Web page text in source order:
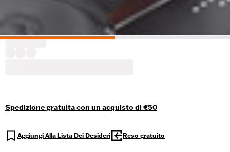
Spedizione gratuita con un acquisto di €50
Aggiungi Alla Lista Dei Desideri Reso gratuito